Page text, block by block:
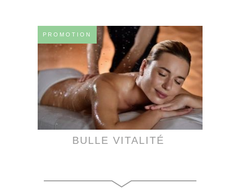
PROMOTION
BULLE VITALITÉ